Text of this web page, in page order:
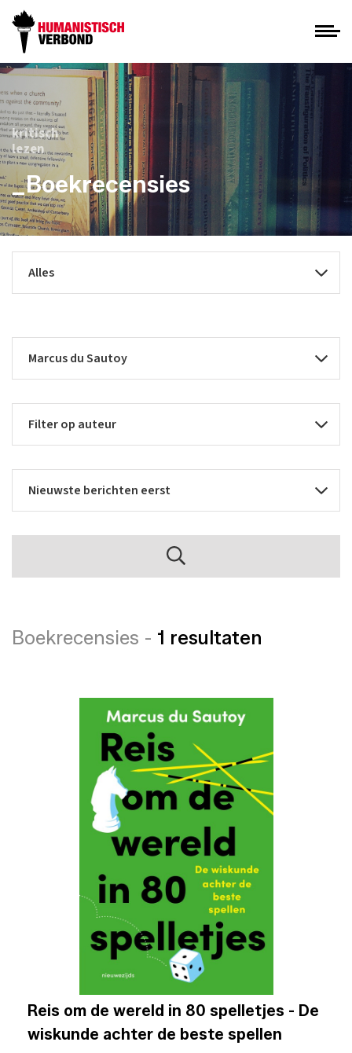
kritisch
lezen
_Boekrecensies
Boekrecensies - 1 resultaten
Reis om de wereld in 80 spelletjes - De
wiskunde achter de beste spellen